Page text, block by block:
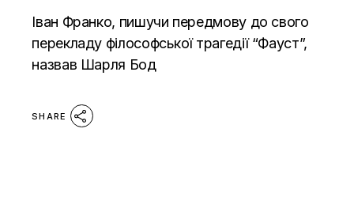
Іван Франко, пишучи передмову до свого
перекладу філософської трагедії “Фауст”,
назвав Шарля Бод
SHARE